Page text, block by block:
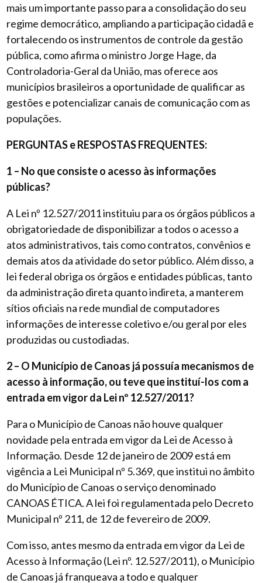
mais um importante passo para a consolidação do seu
regime democrático, ampliando a participação cidadã e
fortalecendo os instrumentos de controle da gestão
pública, como afirma o ministro Jorge Hage, da
Controladoria-Geral da União, mas oferece aos
municípios brasileiros a oportunidade de qualificar as
gestões e potencializar canais de comunicação com as
populações.
PERGUNTAS e RESPOSTAS FREQUENTES:
1 – No que consiste o acesso às informações
públicas?
A Lei nº 12.527/2011 instituiu para os órgãos públicos a
obrigatoriedade de disponibilizar a todos o acesso a
atos administrativos, tais como contratos, convênios e
demais atos da atividade do setor público. Além disso, a
lei federal obriga os órgãos e entidades públicas, tanto
da administração direta quanto indireta, a manterem
sítios oficiais na rede mundial de computadores
informações de interesse coletivo e/ou geral por eles
produzidas ou custodiadas.
2 – O Município de Canoas já possuía mecanismos de
acesso à informação, ou teve que instituí-los com a
entrada em vigor da Lei nº 12.527/2011?
Para o Município de Canoas não houve qualquer
novidade pela entrada em vigor da Lei de Acesso à
Informação. Desde 12 de janeiro de 2009 está em
vigência a Lei Municipal nº 5.369, que institui no âmbito
do Município de Canoas o serviço denominado
CANOAS ÉTICA. A lei foi regulamentada pelo Decreto
Municipal nº 211, de 12 de fevereiro de 2009.
Com isso, antes mesmo da entrada em vigor da Lei de
Acesso à Informação (Lei nº. 12.527/2011), o Município
de Canoas já franqueava a todo e qualquer